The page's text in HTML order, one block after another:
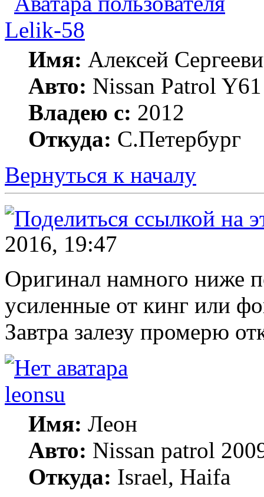
Lelik-58
Имя: Алексей
Авто: Nissan Patrol
Владею с: 2012
Откуда: С.Петербург
Вернуться к началу
2016, 19:47
Оригинал намного ниже
усиленные от кинг или
Завтра залезу промерю
leonsu
Имя: Леон
Авто: Nissan patrol
Откуда: Israel, Haifa